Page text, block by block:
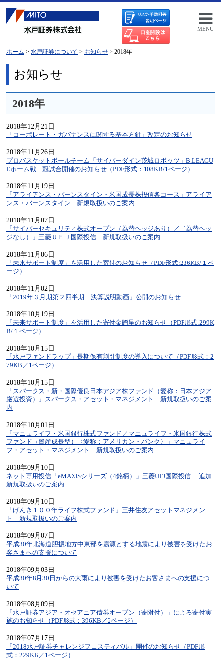
MENU
ホーム > 水戸証券について > お知らせ > 2018年
お知らせ
2018年
2018年12月21日
「コーポレート・ガバナンスに関する基本方針」改定のお知らせ
2018年11月26日
プロバスケットボールチーム「サイバーダイン茨城ロボッツ」B.LEAGU
Eホーム戦 冠試合開催のお知らせ（PDF形式：108KB/1ページ）
2018年11月19日
「アライアンス・バーンスタイン・米国成長株投信各コース」アライア
ンス・バーンスタイン 新規取扱いのご案内
2018年11月07日
「サイバーセキュリティ株式オープン（為替ヘッジあり）／（為替ヘッ
ジなし）」三菱ＵＦＪ国際投信 新規取扱いのご案内
2018年11月06日
「未来サポート制度」を活用した寄付のお知らせ（PDF形式:236KB/１ペ
ージ）
2018年11月02日
「2019年３月期第２四半期 決算説明動画」公開のお知らせ
2018年10月19日
「未来サポート制度」を活用した寄付金贈呈のお知らせ（PDF形式:299K
B/１ページ）
2018年10月15日
「水戸ファンドラップ」長期保有割引制度の導入について（PDF形式：2
79KB／1ページ）
2018年10月15日
「スパークス・新・国際優良日本アジア株ファンド（愛称：日本アジア
厳選投資）」スパークス・アセット・マネジメント 新規取扱いのご案
内
2018年10月01日
「マニュライフ・米国銀行株式ファンド／マニュライフ・米国銀行株式
ファンド（資産成長型）〈愛称：アメリカン・バンク〉」マニュライ
フ・アセット・マネジメント 新規取扱いのご案内
2018年09月10日
ネット専用投信「eMAXISシリーズ（4銘柄）」三菱UFJ国際投信 追加
新規取扱いのご案内
2018年09月10日
「げんき１００年ライフ株式ファンド」三井住友アセットマネジメン
ト 新規取扱いのご案内
2018年09月07日
平成30年北海道胆振地方中東部を震源とする地震により被害を受けたお
客さまへの支援について
2018年09月03日
平成30年8月30日からの大雨により被害を受けたお客さまへの支援につ
いて
2018年08月09日
「水戸証券アジア・オセアニア債券オープン（寄附付）」による寄付実
施のお知らせ（PDF形式：396KB／2ページ）
2018年07月17日
「2018水戸証券チャレンジフェスティバル」開催のお知らせ（PDF形
式：229KB／1ページ）